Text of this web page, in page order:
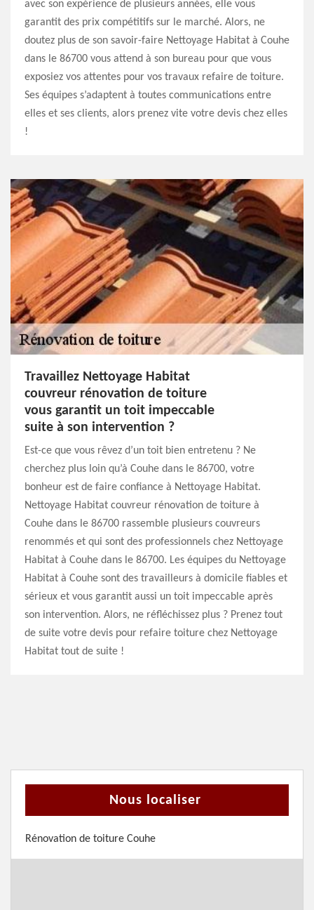
avec son expérience de plusieurs années, elle vous
garantit des prix compétitifs sur le marché. Alors, ne
doutez plus de son savoir-faire Nettoyage Habitat à Couhe
dans le 86700 vous attend à son bureau pour que vous
exposiez vos attentes pour vos travaux refaire de toiture.
Ses équipes s’adaptent à toutes communications entre
elles et ses clients, alors prenez vite votre devis chez elles
!
Travaillez Nettoyage Habitat
couvreur rénovation de toiture
vous garantit un toit impeccable
suite à son intervention ?
Est-ce que vous rêvez d’un toit bien entretenu ? Ne
cherchez plus loin qu’à Couhe dans le 86700, votre
bonheur est de faire confiance à Nettoyage Habitat.
Nettoyage Habitat couvreur rénovation de toiture à
Couhe dans le 86700 rassemble plusieurs couvreurs
renommés et qui sont des professionnels chez Nettoyage
Habitat à Couhe dans le 86700. Les équipes du Nettoyage
Habitat à Couhe sont des travailleurs à domicile fiables et
sérieux et vous garantit aussi un toit impeccable après
son intervention. Alors, ne réfléchissez plus ? Prenez tout
de suite votre devis pour refaire toiture chez Nettoyage
Habitat tout de suite !
Nous localiser
Rénovation de toiture Couhe